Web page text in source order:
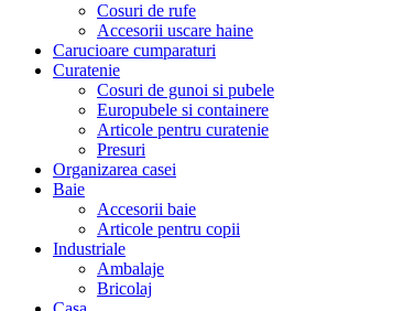
Cosuri de rufe
Accesorii uscare haine
Carucioare cumparaturi
Curatenie
Cosuri de gunoi si pubele
Europubele si containere
Articole pentru curatenie
Presuri
Organizarea casei
Baie
Accesorii baie
Articole pentru copii
Industriale
Ambalaje
Bricolaj